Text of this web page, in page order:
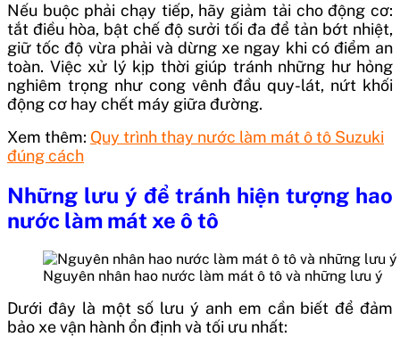
Nếu buộc phải chạy tiếp, hãy giảm tải cho động cơ:
tắt điều hòa, bật chế độ sưởi tối đa để tản bớt nhiệt,
giữ tốc độ vừa phải và dừng xe ngay khi có điểm an
toàn. Việc xử lý kịp thời giúp tránh những hư hỏng
nghiêm trọng như cong vênh đầu quy-lát, nứt khối
động cơ hay chết máy giữa đường.
Xem thêm: Quy trình thay nước làm mát ô tô Suzuki
đúng cách
Những lưu ý để tránh hiện tượng hao
nước làm mát xe ô tô
Nguyên nhân hao nước làm mát ô tô và những lưu ý
Dưới đây là một số lưu ý anh em cần biết để đảm
bảo xe vận hành ổn định và tối ưu nhất: